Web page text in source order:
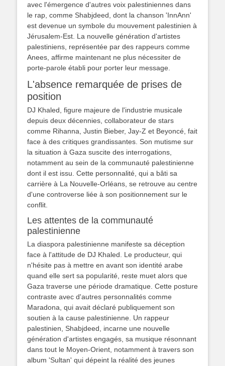
avec l'émergence d'autres voix palestiniennes dans
le rap, comme Shabjdeed, dont la chanson 'InnAnn'
est devenue un symbole du mouvement palestinien à
Jérusalem-Est. La nouvelle génération d'artistes
palestiniens, représentée par des rappeurs comme
Anees, affirme maintenant ne plus nécessiter de
porte-parole établi pour porter leur message.
L'absence remarquée de prises de
position
DJ Khaled, figure majeure de l'industrie musicale
depuis deux décennies, collaborateur de stars
comme Rihanna, Justin Bieber, Jay-Z et Beyoncé, fait
face à des critiques grandissantes. Son mutisme sur
la situation à Gaza suscite des interrogations,
notamment au sein de la communauté palestinienne
dont il est issu. Cette personnalité, qui a bâti sa
carrière à La Nouvelle-Orléans, se retrouve au centre
d'une controverse liée à son positionnement sur le
conflit.
Les attentes de la communauté
palestinienne
La diaspora palestinienne manifeste sa déception
face à l'attitude de DJ Khaled. Le producteur, qui
n'hésite pas à mettre en avant son identité arabe
quand elle sert sa popularité, reste muet alors que
Gaza traverse une période dramatique. Cette posture
contraste avec d'autres personnalités comme
Maradona, qui avait déclaré publiquement son
soutien à la cause palestinienne. Un rappeur
palestinien, Shabjdeed, incarne une nouvelle
génération d'artistes engagés, sa musique résonnant
dans tout le Moyen-Orient, notamment à travers son
album 'Sultan' qui dépeint la réalité des jeunes